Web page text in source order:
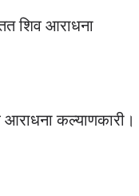
शिव आराधना
कल्याणकारी।